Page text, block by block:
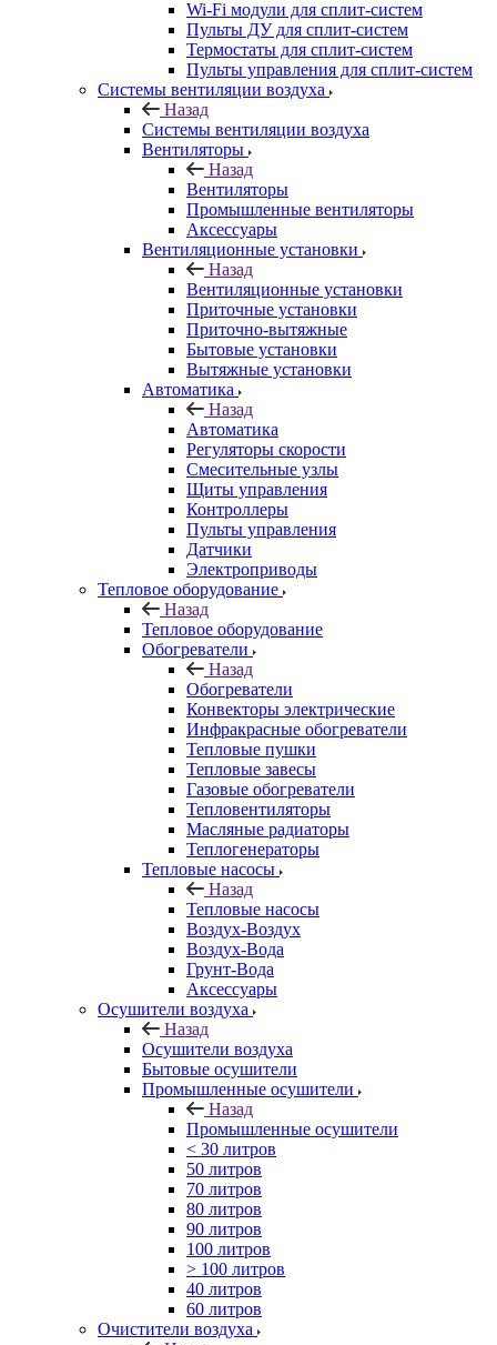
Wi-Fi модули для сплит-систем
Пульты ДУ для сплит-систем
Термостаты для сплит-систем
Пульты управления для сплит-систем
Системы вентиляции воздуха
Назад
Системы вентиляции воздуха
Вентиляторы
Назад
Вентиляторы
Промышленные вентиляторы
Аксессуары
Вентиляционные установки
Назад
Вентиляционные установки
Приточные установки
Приточно-вытяжные
Бытовые установки
Вытяжные установки
Автоматика
Назад
Автоматика
Регуляторы скорости
Смесительные узлы
Щиты управления
Контроллеры
Пульты управления
Датчики
Электроприводы
Тепловое оборудование
Назад
Тепловое оборудование
Обогреватели
Назад
Обогреватели
Конвекторы электрические
Инфракрасные обогреватели
Тепловые пушки
Тепловые завесы
Газовые обогреватели
Тепловентиляторы
Масляные радиаторы
Теплогенераторы
Тепловые насосы
Назад
Тепловые насосы
Воздух-Воздух
Воздух-Вода
Грунт-Вода
Аксессуары
Осушители воздуха
Назад
Осушители воздуха
Бытовые осушители
Промышленные осушители
Назад
Промышленные осушители
< 30 литров
50 литров
70 литров
80 литров
90 литров
100 литров
> 100 литров
40 литров
60 литров
Очистители воздуха